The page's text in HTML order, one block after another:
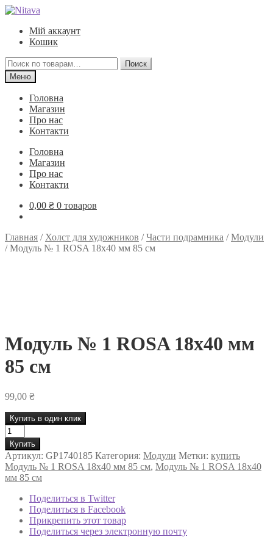
Перейти
навигации
Перейти
содержимому
Мій аккаунт
Кошик
Искать:
Поиск
Меню
Головна
Магазин
Про нас
Контакти
Головна
Магазин
Про нас
Контакти
0,00 ₴ 0 товаров
Главная / Холст для художников /Части подрамника /Модули
/Модуль № 1 ROSA 18х40 мм 85 см
Модуль № 1 ROSA 18х40 мм
85 см
99,00 ₴
Купить в один клик
Количество
товара
Модуль
№
1
ROSA
18х40
Купить
Артикул: GP1740185 Категория: Модули Метки: купить
Модуль № 1 ROSA 18х40 мм 85 см, Модуль № 1 ROSA 18х40
мм 85 см
Поделиться в Twitter
Поделиться в Facebook
Прикрепить этот товар
Поделиться через электронную почту